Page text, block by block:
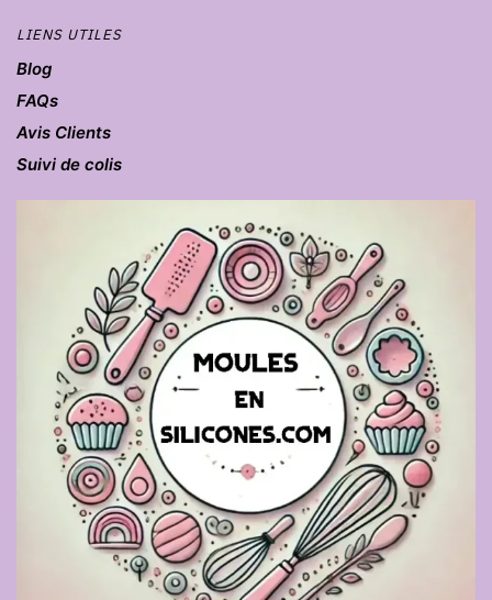
LIENS UTILES
Blog
FAQs
Avis Clients
Suivi de colis